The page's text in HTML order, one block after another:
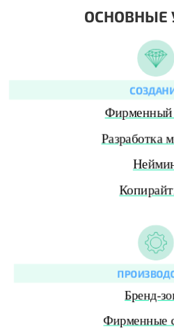
ОСНОВНЫЕ
Фирменный
Разработка
Бренд-
Фирменные